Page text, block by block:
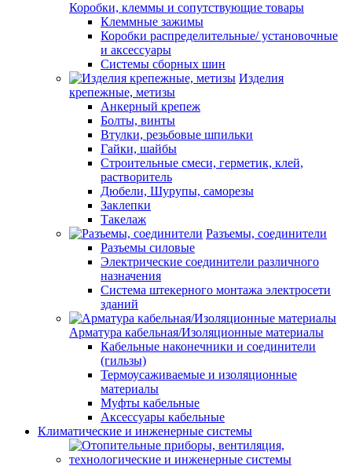
Коробки, клеммы и сопутствующие товары
Клеммные зажимы
Коробки распределительные/ установочные
и аксессуары
Системы сборных шин
Изделия
крепежные, метизы
Анкерный крепеж
Болты, винты
Втулки, резьбовые шпильки
Гайки, шайбы
Строительные смеси, герметик, клей,
растворитель
Дюбели, Шурупы, саморезы
Заклепки
Такелаж
Разъемы, соединители
Разъемы силовые
Электрические соединители различного
назначения
Система штекерного монтажа электросети
зданий
Арматура кабельная/Изоляционные материалы
Кабельные наконечники и соединители
(гильзы)
Термоусаживаемые и изоляционные
материалы
Муфты кабельные
Аксессуары кабельные
Климатические и инженерные системы